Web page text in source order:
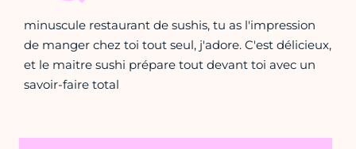
minuscule restaurant de sushis, tu as l'impression
de manger chez toi tout seul, j'adore. C'est délicieux,
et le maitre sushi prépare tout devant toi avec un
savoir-faire total